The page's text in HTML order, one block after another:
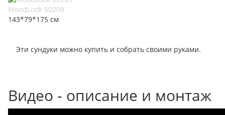
WoodLook 60209
143*79*175 см
Эти сундуки можно купить и собрать своими руками.
Видео - описание и монтаж